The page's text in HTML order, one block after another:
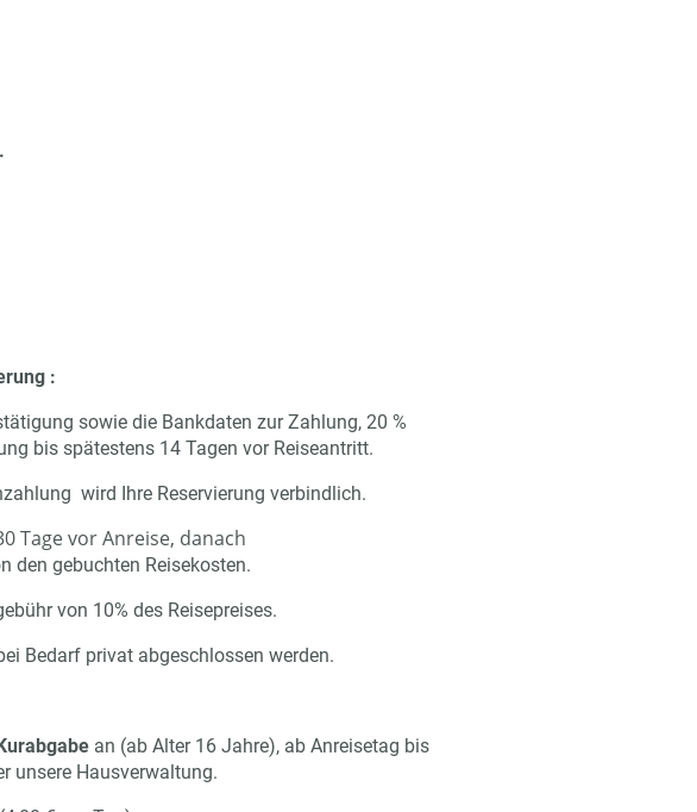
:
sowie die Bankdaten zur Zahlung, 20 %
bis spätestens 14 Tagen vor Reiseantritt.
wird Ihre Reservierung verbindlich.
Tage vor Anreise, danach
den gebuchten Reisekosten.
von 10% des Reisepreises.
Bedarf privat abgeschlossen werden.
Kurabgabe an (ab Alter 16 Jahre), ab Anreisetag bis
unsere Hausverwaltung.